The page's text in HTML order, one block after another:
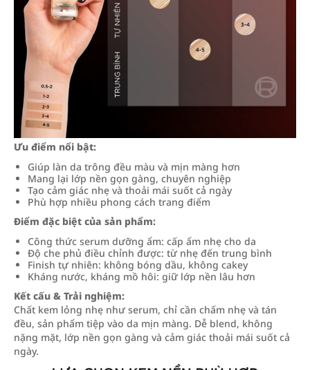
Ưu điểm nổi bật:
Giúp làn da trông đều màu và mịn màng hơn
Mang lại lớp nền gọn gàng, chuyên nghiệp
Tạo cảm giác nhẹ và thoải mái suốt cả ngày
Phù hợp nhiều phong cách trang điểm
Điểm đặc biệt của sản phẩm:
Công thức serum dưỡng ẩm: cấp ẩm nhẹ cho da
Độ che phủ điều chỉnh được: từ nhẹ đến trung bình
Finish tự nhiên: không bóng dầu, không cakey
Kháng nước, kháng mồ hôi: giữ lớp nền lâu hơn
Kết cấu & Trải nghiệm:
Chất kem lỏng nhẹ như serum, chỉ cần chấm nhẹ và tán
đều, sản phẩm tiệp vào da mịn màng. Dễ blend, không
nặng mặt, lớp nền gọn gàng và cảm giác thoải mái suốt cả
ngày.